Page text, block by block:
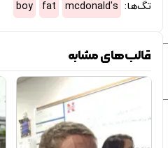
تگ‌ها: mcdonald's
fat
boy
قالب‌های مشابه